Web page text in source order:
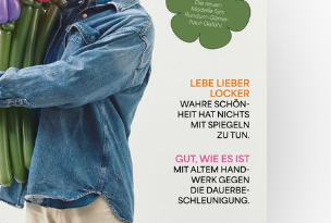
JETZT BESTELLEN
ONLINE LESEN